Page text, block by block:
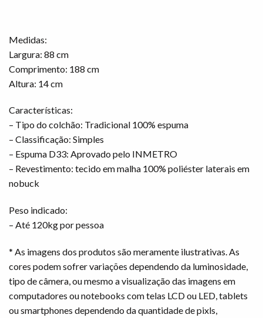
Medidas:
Largura: 88 cm
Comprimento: 188 cm
Altura: 14 cm
Características:
– Tipo do colchão: Tradicional 100% espuma
– Classificação: Simples
– Espuma D33: Aprovado pelo INMETRO
– Revestimento: tecido em malha 100% poliéster laterais em
nobuck
Peso indicado:
– Até 120kg por pessoa
* As imagens dos produtos são meramente ilustrativas. As
cores podem sofrer variações dependendo da luminosidade,
tipo de câmera, ou mesmo a visualização das imagens em
computadores ou notebooks com telas LCD ou LED, tablets
ou smartphones dependendo da quantidade de pixls,